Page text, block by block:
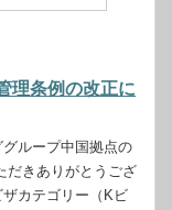
理条例の改正に
ループ中国拠点の
だきありがとうござ
カテゴリー（Kビ